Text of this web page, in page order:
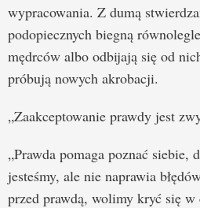
wypracowania. Z dumą
podopiecznych biegną
mędrców albo odbijają się od
próbują nowych akrobacji.
„Zaakceptowanie prawdy jest
„Prawda pomaga poznać siebie,
jesteśmy, ale nie naprawia
przed prawdą, wolimy kryć się w